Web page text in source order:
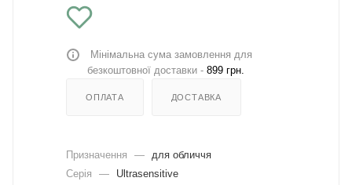
Мінімальна сума замовлення для
безкоштовної доставки - 899 грн.
ОПЛАТА ДОСТАВКА
Призначення —
для обличчя
Серія
—
Ultrasensitive